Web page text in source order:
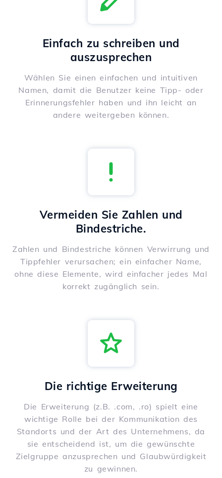
Einfach zu schreiben und
auszusprechen
Wählen Sie einen einfachen und intuitiven
Namen, damit die Benutzer keine Tipp- oder
Erinnerungsfehler haben und ihn leicht an
andere weitergeben können.
Vermeiden Sie Zahlen und
Bindestriche.
Zahlen und Bindestriche können Verwirrung und
Tippfehler verursachen; ein einfacher Name,
ohne diese Elemente, wird einfacher jedes Mal
korrekt zugänglich sein.
Die richtige Erweiterung
Die Erweiterung (z.B. .com, .ro) spielt eine
wichtige Rolle bei der Kommunikation des
Standorts und der Art des Unternehmens, da
sie entscheidend ist, um die gewünschte
Zielgruppe anzusprechen und Glaubwürdigkeit
zu gewinnen.